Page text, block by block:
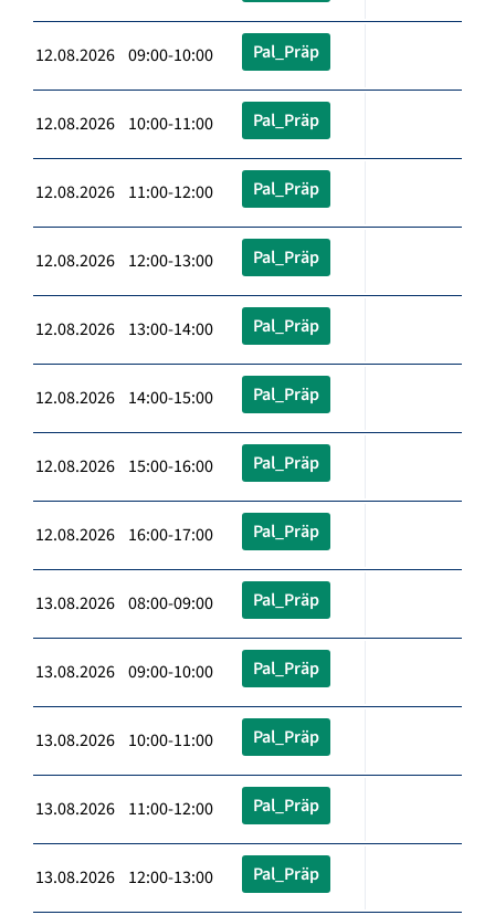
12.08.2026 09:00-10:00 Pal_Präp
12.08.2026 10:00-11:00 Pal_Präp
12.08.2026 11:00-12:00 Pal_Präp
12.08.2026 12:00-13:00 Pal_Präp
12.08.2026 13:00-14:00 Pal_Präp
12.08.2026 14:00-15:00 Pal_Präp
12.08.2026 15:00-16:00 Pal_Präp
12.08.2026 16:00-17:00 Pal_Präp
13.08.2026 08:00-09:00 Pal_Präp
13.08.2026 09:00-10:00 Pal_Präp
13.08.2026 10:00-11:00 Pal_Präp
13.08.2026 11:00-12:00 Pal_Präp
13.08.2026 12:00-13:00 Pal_Präp